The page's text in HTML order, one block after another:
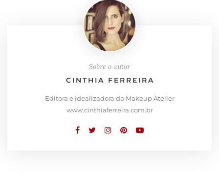
Sobre o autor
CINTHIA FERREIRA
Editora e idealizadora do Makeup Atelier
www.cinthiaferreira.com.br